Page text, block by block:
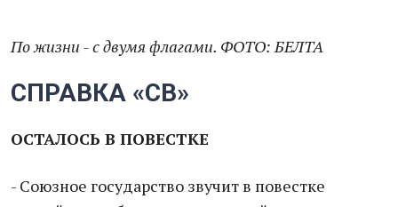
По жизни - с двумя флагами. ФОТО: БЕЛТА
СПРАВКА «СВ»
ОСТАЛОСЬ В ПОВЕСТКЕ
- Союзное государство звучит в повестке